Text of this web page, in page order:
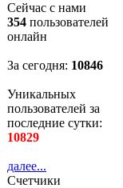
Сейчас с нами
354 пользователей
онлайн
За сегодня: 10846
Уникальных
пользователей за
последние сутки:
10829
далее...
Счетчики